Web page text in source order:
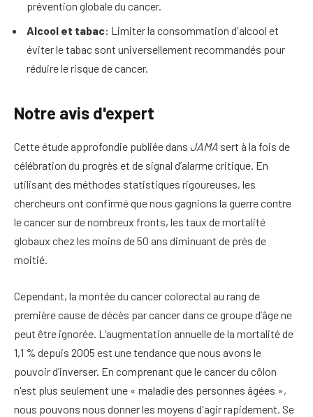
prévention globale du cancer.
Alcool et tabac: Limiter la consommation d'alcool et
éviter le tabac sont universellement recommandés pour
réduire le risque de cancer.
Notre avis d'expert
Cette étude approfondie publiée dans JAMA sert à la fois de
célébration du progrès et de signal d’alarme critique. En
utilisant des méthodes statistiques rigoureuses, les
chercheurs ont confirmé que nous gagnions la guerre contre
le cancer sur de nombreux fronts, les taux de mortalité
globaux chez les moins de 50 ans diminuant de près de
moitié.
Cependant, la montée du cancer colorectal au rang de
première cause de décès par cancer dans ce groupe d’âge ne
peut être ignorée. L’augmentation annuelle de la mortalité de
1,1 % depuis 2005 est une tendance que nous avons le
pouvoir d’inverser. En comprenant que le cancer du côlon
n'est plus seulement une « maladie des personnes âgées »,
nous pouvons nous donner les moyens d'agir rapidement. Se